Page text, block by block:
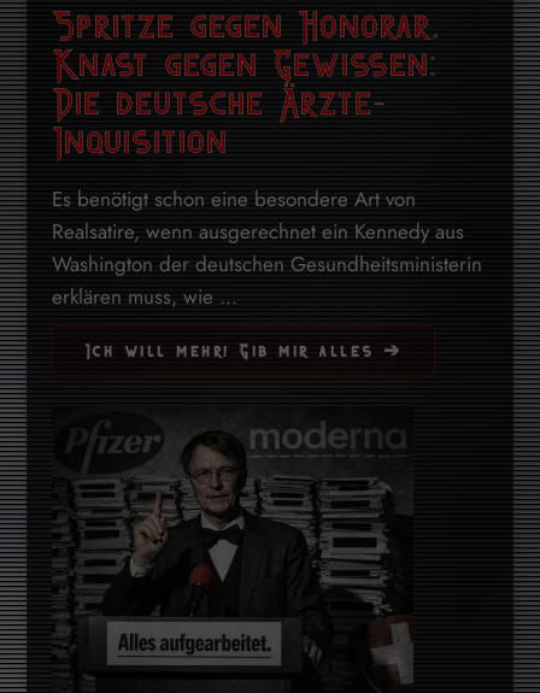
Spritze gegen Honorar,
Knast gegen Gewissen:
Die deutsche Ärzte-
Inquisition
Es benötigt schon eine besondere Art von
Realsatire, wenn ausgerechnet ein Kennedy aus
Washington der deutschen Gesundheitsministerin
erklären muss, wie ...
Ich will mehr! Gib mir alles ➔